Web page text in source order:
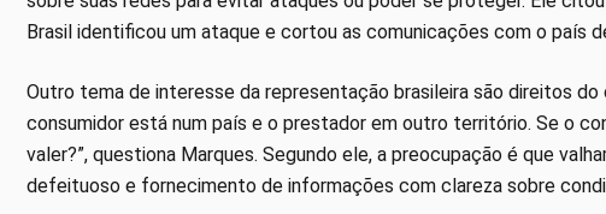
Brasil identificou um ataque e cortou as comunicações com o país
Outro tema de interesse da representação brasileira são direitos do
consumidor está num país e o prestador em outro território. Se o
valer?”, questiona Marques. Segundo ele, a preocupação é que
defeituoso e fornecimento de informações com clareza sobre